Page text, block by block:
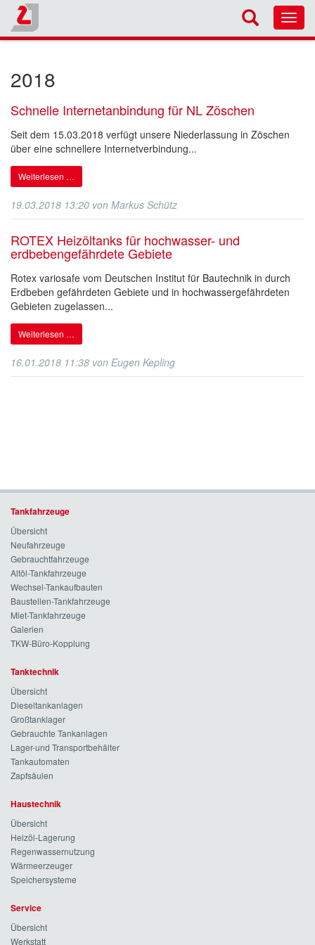
2018
Schnelle Internetanbindung für NL Zöschen
Seit dem 15.03.2018 verfügt unsere Niederlassung in Zöschen
über eine schnellere Internetverbindung...
Weiterlesen …
19.03.2018 13:20 von Markus Schütz
ROTEX Heizöltanks für hochwasser- und
erdbebengefährdete Gebiete
Rotex variosafe vom Deutschen Institut für Bautechnik in durch
Erdbeben gefährdeten Gebiete und in hochwassergefährdeten
Gebieten zugelassen...
Weiterlesen …
16.01.2018 11:38 von Eugen Kepling
Tankfahrzeuge
Übersicht
Neufahrzeuge
Gebrauchtfahrzeuge
Altöl-Tankfahrzeuge
Wechsel-Tankaufbauten
Baustellen-Tankfahrzeuge
Miet-Tankfahrzeuge
Galerien
TKW-Büro-Kopplung
Tanktechnik
Übersicht
Dieseltankanlagen
Großtanklager
Gebrauchte Tankanlagen
Lager-und Transportbehälter
Tankautomaten
Zapfsäulen
Haustechnik
Übersicht
Heizöl-Lagerung
Regenwassernutzung
Wärmeerzeuger
Speichersysteme
Service
Übersicht
Werkstatt